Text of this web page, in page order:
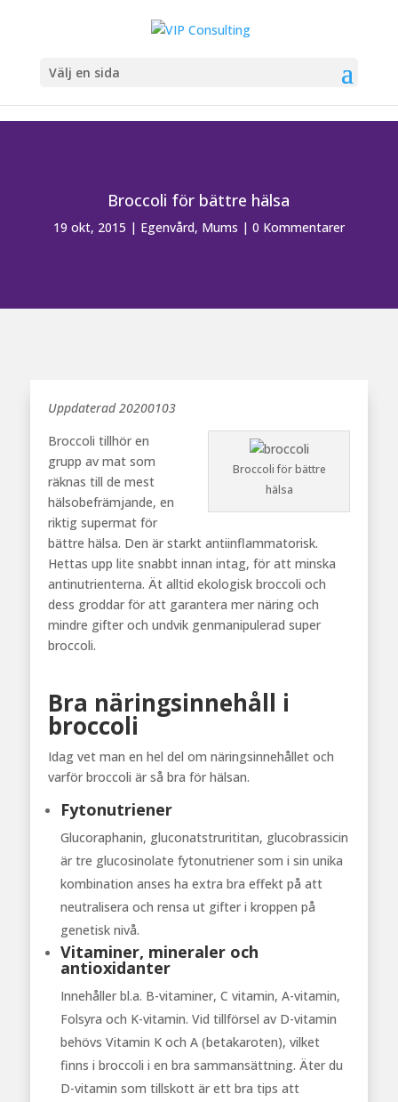
Välj en sida
Broccoli för bättre hälsa
19 okt, 2015 | Egenvård, Mums | 0 Kommentarer
Uppdaterad 20200103
Broccoli för bättre
hälsa
Broccoli tillhör en
grupp av mat som
räknas till de mest
hälsobefrämjande, en
riktig supermat för
bättre hälsa. Den är starkt antiinflammatorisk.
Hettas upp lite snabbt innan intag, för att minska
antinutrienterna. Ät alltid ekologisk broccoli och
dess groddar för att garantera mer näring och
mindre gifter och undvik genmanipulerad super
broccoli.
Bra näringsinnehåll i
broccoli
Idag vet man en hel del om näringsinnehållet och
varför broccoli är så bra för hälsan.
Fytonutriener
Glucoraphanin, gluconatstrurititan, glucobrassicin
är tre glucosinolate fytonutriener som i sin unika
kombination anses ha extra bra effekt på att
neutralisera och rensa ut gifter i kroppen på
genetisk nivå.
Vitaminer, mineraler och
antioxidanter
Innehåller bl.a. B-vitaminer, C vitamin, A-vitamin,
Folsyra och K-vitamin. Vid tillförsel av D-vitamin
behövs Vitamin K och A (betakaroten), vilket
finns i broccoli i en bra sammansättning. Äter du
D-vitamin som tillskott är ett bra tips att